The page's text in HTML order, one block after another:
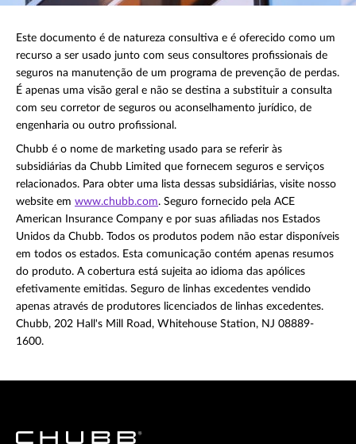
Este documento é de natureza consultiva e é oferecido como um
recurso a ser usado junto com seus consultores profissionais de
seguros na manutenção de um programa de prevenção de perdas.
É apenas uma visão geral e não se destina a substituir a consulta
com seu corretor de seguros ou aconselhamento jurídico, de
engenharia ou outro profissional.
Chubb é o nome de marketing usado para se referir às
subsidiárias da Chubb Limited que fornecem seguros e serviços
relacionados. Para obter uma lista dessas subsidiárias, visite nosso
website em www.chubb.com. Seguro fornecido pela ACE
American Insurance Company e por suas afiliadas nos Estados
Unidos da Chubb. Todos os produtos podem não estar disponíveis
em todos os estados. Esta comunicação contém apenas resumos
do produto. A cobertura está sujeita ao idioma das apólices
efetivamente emitidas. Seguro de linhas excedentes vendido
apenas através de produtores licenciados de linhas excedentes.
Chubb, 202 Hall's Mill Road, Whitehouse Station, NJ 08889-
1600.